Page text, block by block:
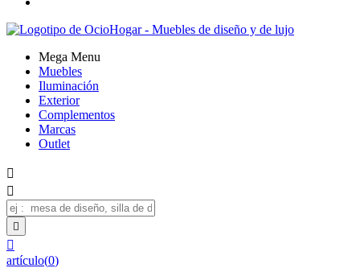
Mega Menu
Muebles
Iluminación
Exterior
Complementos
Marcas
Outlet




artículo(0)